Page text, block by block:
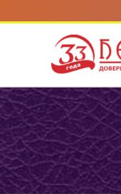
к
содержимому